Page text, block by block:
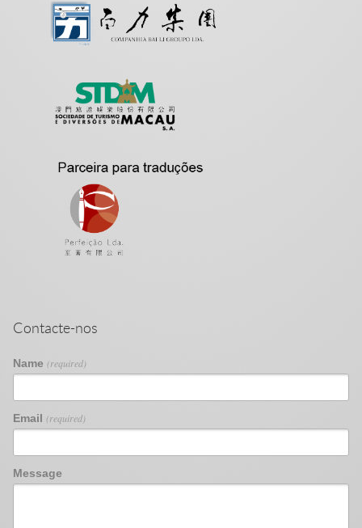
Contacte-nos
Name (required)
Email (required)
Message